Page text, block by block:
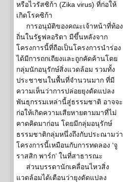
หรือไวรัสซิก้า (Zika virus) ที่ก่อให้
เกิดโรคซิก้า
การอนุมัติของคณะเจ้าหน้าที่ท้อง
ถิ่นในรัฐฟลอริดา มีขึ้นหลังจาก
โครงการนี้ที่ถือเป็นโครงการนำร่อง
ได้มีการถกเถียงและถูกคัดค้านโดย
กลุ่มนักอนุรักษ์สิ่งแวดล้อม รวมทั้ง
ประชาชนในพื้นที่จำนวนมาก ที่มี
ความเห็นว่าการปล่อยยุงดัดแปลง
พันธุกรรมเหล่านี้สู่ธรรมชาติ อาจจะ
ก่อให้เกิดความเสียหายตามมาที่ไม่
คาดคิดมาก่อน โดยมีกลุ่มอนุรักษ์
ธรรมชาติกลุ่มหนึ่งถึงกับประณามว่า
โครงการนี้เหมือนกับการทดลอง ‘จู
ราสสิก พาร์ก’ ในที่สาธารณะ
ส่วนบรรดานักเคลื่อนไหวสิ่ง
แวดล้อมได้เตือนว่ายุงดัดแปลง